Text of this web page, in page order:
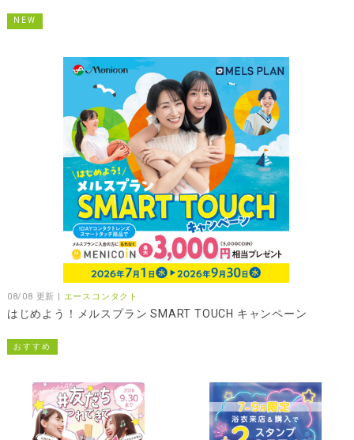
NEW
08/08 更新 | エースコンタクト
はじめよう！メルスプラン SMART TOUCH キャンペーン
おすすめ